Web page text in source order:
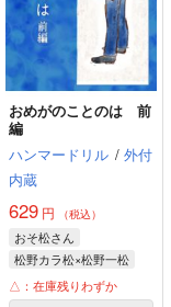
おめがのことのは 前
編
ハンマードリル / 外付
内蔵
629 円 （税込）
おそ松さん
松野カラ松×松野一松
松野カラ松
松野一松
△：在庫残りわずか